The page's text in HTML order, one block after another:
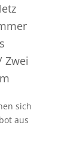
Zwei
sich
aus